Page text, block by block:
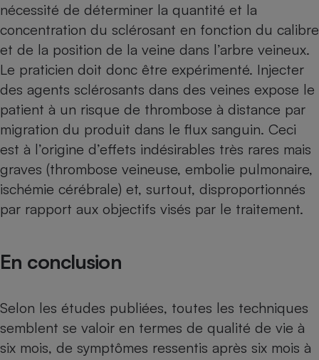
nécessité de déterminer la quantité et la
concentration du sclérosant en fonction du calibre
et de la position de la veine dans l’arbre veineux.
Le praticien doit donc être expérimenté. Injecter
des agents sclérosants dans des veines expose le
patient à un risque de thrombose à distance par
migration du produit dans le flux sanguin. Ceci
est à l’origine d’effets indésirables très rares mais
graves (thrombose veineuse, embolie pulmonaire,
ischémie cérébrale) et, surtout, disproportionnés
par rapport aux objectifs visés par le traitement.
En conclusion
Selon les études publiées, toutes les techniques
semblent se valoir en termes de qualité de vie à
six mois, de symptômes ressentis après six mois à